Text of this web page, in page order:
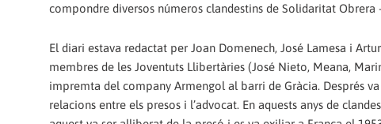
compondre diversos números clandestins de Solidaritat
El diari estava redactat per Joan Domenech, José Lamesa i
membres de les Joventuts Llibertàries (José Nieto, Meana,
impremta del company Armengol al barri de Gràcia. Després
relacions entre els presos i l’advocat. En aquests anys de